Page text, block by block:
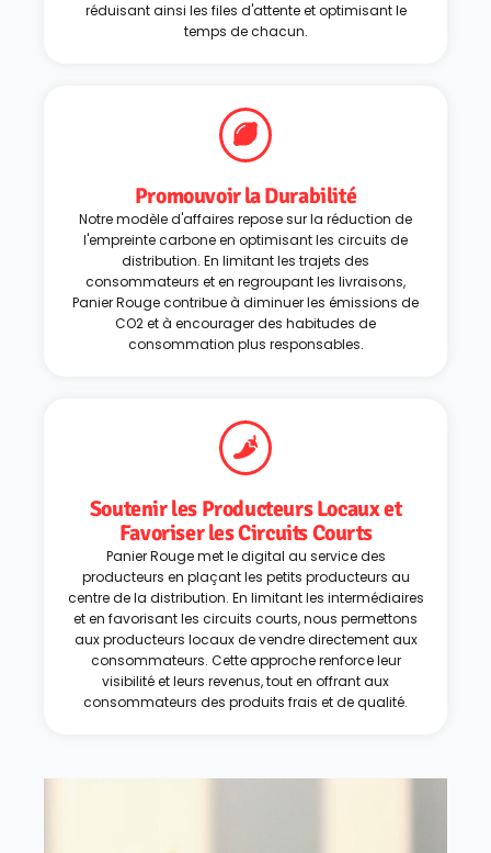
réduisant ainsi les files d'attente et optimisant le
temps de chacun.
Promouvoir la Durabilité
Notre modèle d'affaires repose sur la réduction de
l'empreinte carbone en optimisant les circuits de
distribution. En limitant les trajets des
consommateurs et en regroupant les livraisons,
Panier Rouge contribue à diminuer les émissions de
CO2 et à encourager des habitudes de
consommation plus responsables.
Soutenir les Producteurs Locaux et
Favoriser les Circuits Courts
Panier Rouge met le digital au service des
producteurs en plaçant les petits producteurs au
centre de la distribution. En limitant les intermédiaires
et en favorisant les circuits courts, nous permettons
aux producteurs locaux de vendre directement aux
consommateurs. Cette approche renforce leur
visibilité et leurs revenus, tout en offrant aux
consommateurs des produits frais et de qualité.